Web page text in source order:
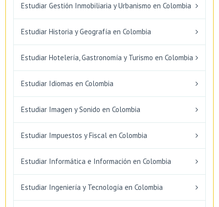
Estudiar Gestión Inmobiliaria y Urbanismo en Colombia
Estudiar Historia y Geografía en Colombia
Estudiar Hotelería, Gastronomía y Turismo en Colombia
Estudiar Idiomas en Colombia
Estudiar Imagen y Sonido en Colombia
Estudiar Impuestos y Fiscal en Colombia
Estudiar Informática e Información en Colombia
Estudiar Ingeniería y Tecnología en Colombia